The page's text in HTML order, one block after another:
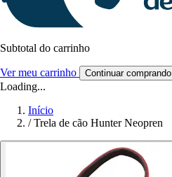
Subtotal do carrinho
Ver meu carrinho Continuar comprando
Loading...
Início
/ Trela de cão Hunter Neopren